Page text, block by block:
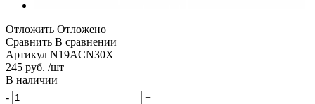
Отложить Отложено
Сравнить В сравнении
Артикул N19ACN30X
245 руб. /шт
В наличии
-
+